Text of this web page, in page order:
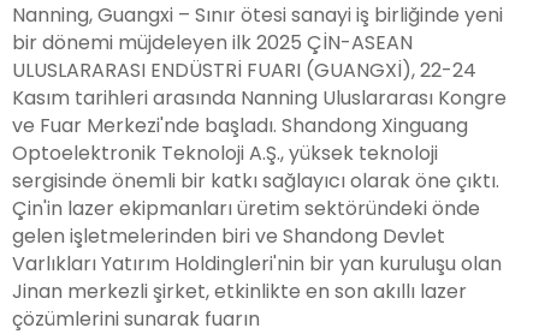
Nanning, Guangxi – Sınır ötesi sanayi iş birliğinde yeni
bir dönemi müjdeleyen ilk 2025 ÇİN-ASEAN
ULUSLARARASI ENDÜSTRİ FUARI (GUANGXİ), 22-24
Kasım tarihleri arasında Nanning Uluslararası Kongre
ve Fuar Merkezi'nde başladı. Shandong Xinguang
Optoelektronik Teknoloji A.Ş., yüksek teknoloji
sergisinde önemli bir katkı sağlayıcı olarak öne çıktı.
Çin'in lazer ekipmanları üretim sektöründeki önde
gelen işletmelerinden biri ve Shandong Devlet
Varlıkları Yatırım Holdingleri'nin bir yan kuruluşu olan
Jinan merkezli şirket, etkinlikte en son akıllı lazer
çözümlerini sunarak fuarın